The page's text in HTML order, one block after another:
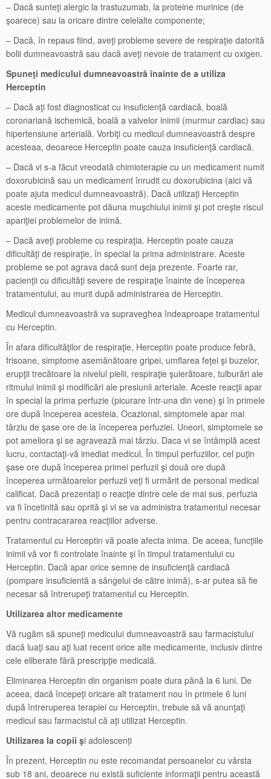
– Dacă sunteţi alergic la trastuzumab, la proteine murinice (de
şoarece) sau la oricare dintre celelalte componente;
– Dacă, în repaus fiind, aveţi probleme severe de respiraţie datorită
bolii dumneavoastră sau dacă aveţi nevoie de tratament cu oxigen.
Spuneţi medicului dumneavoastră înainte de a utiliza
Herceptin
– Dacă aţi fost diagnosticat cu insuficienţă cardiacă, boală
coronariană ischemică, boală a valvelor inimii (murmur cardiac) sau
hipertensiune arterială. Vorbiţi cu medicul dumneavoastră despre
acesteaa, deoarece Herceptin poate cauza insuficienţă cardiacă.
– Dacă vi s-a făcut vreodată chimioterapie cu un medicament numit
doxorubicină sau un medicament înrudit cu doxorubicina (aici vă
poate ajuta medicul dumneavoastră). Dacă utilizaţi Herceptin
aceste medicamente pot dăuna muşchiului inimii şi pot creşte riscul
apariţiei problemelor de inimă.
– Dacă aveţi probleme cu respiraţia. Herceptin poate cauza
dificultăţi de respiraţie, în special la prima administrare. Aceste
probleme se pot agrava dacă sunt deja prezente. Foarte rar,
pacienţii cu dificultăţi severe de respiraţie înainte de începerea
tratamentului, au murit după administrarea de Herceptin.
Medicul dumneavoastră va supraveghea îndeaproape tratamentul
cu Herceptin.
În afara dificultăţilor de respiraţie, Herceptin poate produce febră,
frisoane, simptome asemănătoare gripei, umflarea feţei şi buzelor,
erupţii trecătoare la nivelul pielii, respiraţie şuierătoare, tulburări ale
ritmului inimii şi modificări ale presiunii arteriale. Aceste reacţii apar
în special la prima perfuzie (picurare într-una din vene) şi în primele
ore după începerea acesteia. Ocazional, simptomele apar mai
târziu de şase ore de la începerea perfuziei. Uneori, simptomele se
pot ameliora şi se agravează mai târziu. Daca vi se întâmplă acest
lucru, contactaţi-vă imediat medicul. În timpul perfuziilor, cel puţin
şase ore după începerea primei perfuzii şi două ore după
începerea următoarelor perfuzii veţi fi urmărit de personal medical
calificat. Dacă prezentaţi o reacţie dintre cele de mai sus, perfuzia
va fi încetinită sau oprită şi vi se va administra tratamentul necesar
pentru contracararea reacţiilor adverse.
Tratamentul cu Herceptin vă poate afecta inima. De aceea, funcţiile
inimii vă vor fi controlate înainte şi în timpul tratamentului cu
Herceptin. Dacă apar orice semne de insuficienţă cardiacă
(pompare insuficientă a sângelui de către inimă), s-ar putea să fie
necesar să întrerupeţi tratamentul cu Herceptin.
Utilizarea altor medicamente
Vă rugăm să spuneţi medicului dumneavoastră sau farmacistului
dacă luaţi sau aţi luat recent orice alte medicamente, inclusiv dintre
cele eliberate fără prescripţie medicală.
Eliminarea Herceptin din organism poate dura până la 6 luni. De
aceea, dacă începeţi oricare alt tratament nou în primele 6 luni
după întreruperea terapiei cu Herceptin, trebuie să vă anunţaţi
medicul sau farmacistul că aţi utilizat Herceptin.
Utilizarea la copii şi adolescenți
În prezent, Herceptin nu este recomandat persoanelor cu vârsta
sub 18 ani, deoarece nu există suficiente informaţii pentru această